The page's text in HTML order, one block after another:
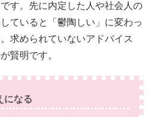
す。先に内定した人や社会人の
ていると「鬱陶しい」に変わっ
求められていないアドバイス
賢明です。
になる